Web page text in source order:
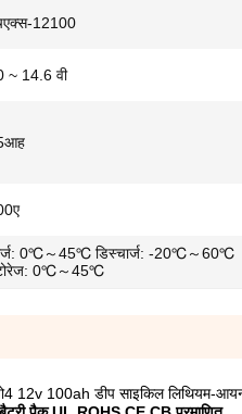
12100
~ 14.6 वी
0℃～45℃ डिस्चार्ज: -20℃～60℃
0℃～45℃
12v 100ah डीप साइकिल लिथियम-